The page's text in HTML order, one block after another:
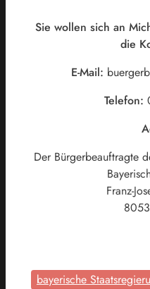
Sie wollen sich an
die
E-Mail:
Telefon:
Der Bürgerbeauftragte
Franz-
bayerische